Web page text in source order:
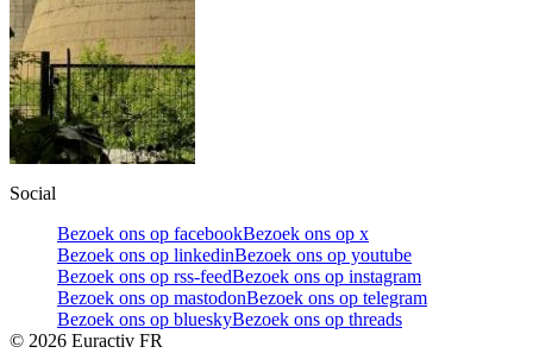
Social
Bezoek ons op facebookBezoek ons op x
Bezoek ons op linkedinBezoek ons op youtube
Bezoek ons op rss-feedBezoek ons op instagram
Bezoek ons op mastodonBezoek ons op telegram
Bezoek ons op blueskyBezoek ons op threads
© 2026 Euractiv FR